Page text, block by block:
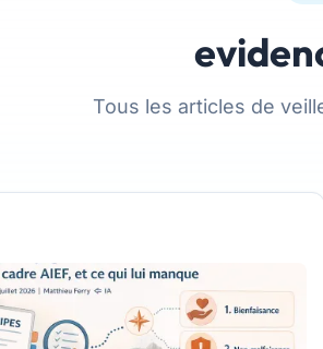
Tous les articles de